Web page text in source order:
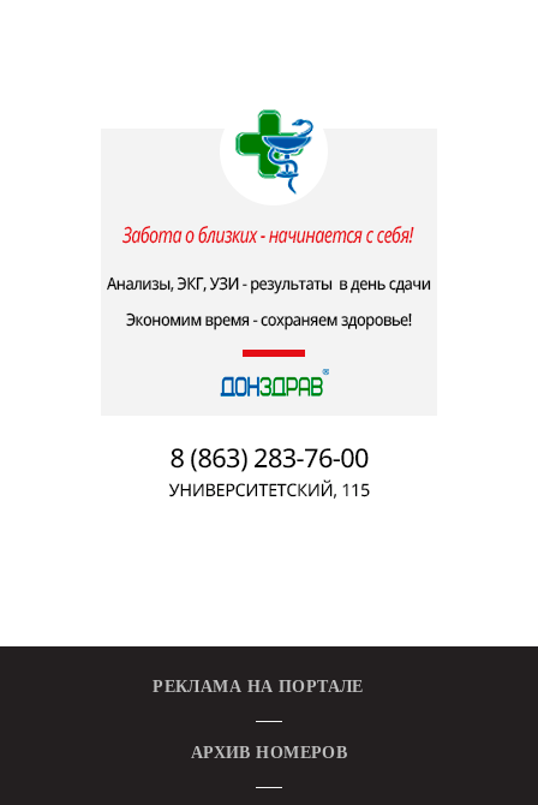
РЕКЛАМА НА ПОРТАЛЕ
АРХИВ НОМЕРОВ